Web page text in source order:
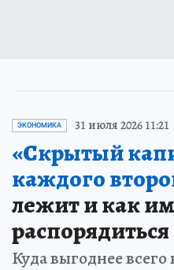
ЭКОНОМИКА 31 июля 2026 11:21
«Скрытый
каждого
лежит и как
распорядиться
Куда выгоднее